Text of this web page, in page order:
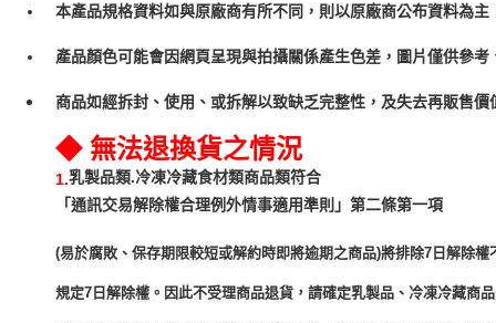
本產品規格資料如與原廠商有所不同，則以原廠商公布資料為主
產品顏色可能會因網頁呈現與拍攝關係產生色差，圖片僅供參
商品如經拆封、使用、或拆解以致缺乏完整性，及失去再販售
◆ 無法退換貨之情況
1.乳製品類.冷凍冷藏食材類商品類符合
「通訊交易解除權合理例外情事適用準則」第二條第一項
(易於腐敗、保存期限較短或解約時即將逾期之商品)將排除7日解除權
規定7日解除權。因此不受理商品退貨，請確定乳製品、冷凍冷藏商